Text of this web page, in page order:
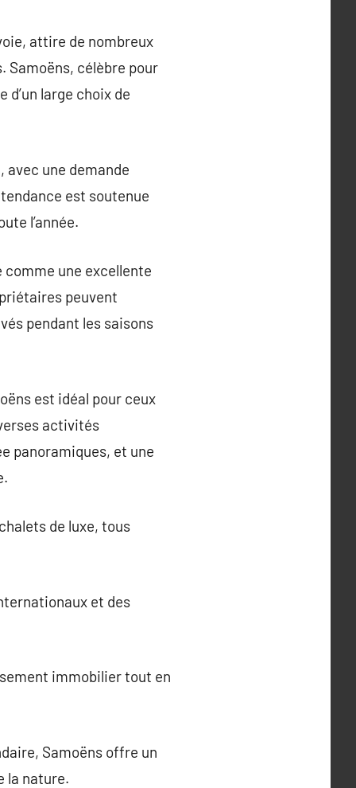
attire de nombreux
Samoëns, célèbre pour
large choix de
une demande
est soutenue
l’année.
comme une excellente
peuvent
pendant les saisons
est idéal pour ceux
activités
panoramiques, et une
de luxe, tous
et des
immobilier tout en
Samoëns offre un
la nature.